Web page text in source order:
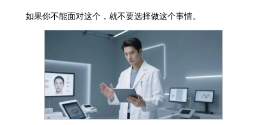
如果你不能面对这个，就不要选择做这个事情。